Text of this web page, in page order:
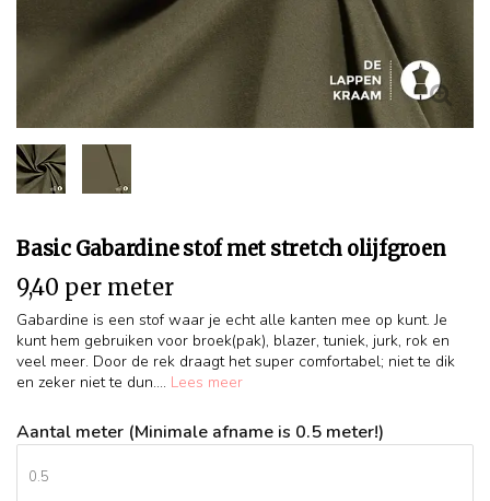
Basic Gabardine stof met stretch olijfgroen
9,40 per meter
Gabardine is een stof waar je echt alle kanten mee op kunt. Je
kunt hem gebruiken voor broek(pak), blazer, tuniek, jurk, rok en
veel meer. Door de rek draagt het super comfortabel; niet te dik
en zeker niet te dun.... Lees meer
Aantal meter (Minimale afname is 0.5 meter!)